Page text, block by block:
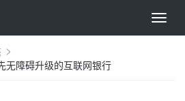
无障碍升级的互联网银行